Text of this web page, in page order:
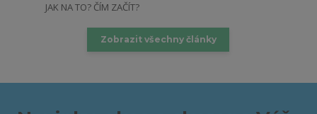
JAK NA TO? ČÍM ZAČÍT?
Zobrazit všechny články